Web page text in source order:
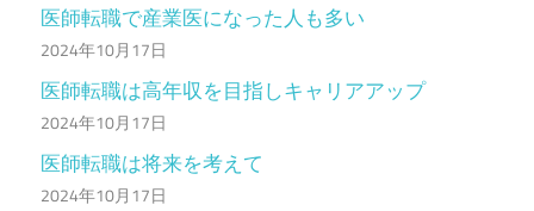
医師転職で産業医になった人も多い
2024年10月17日
医師転職は高年収を目指しキャリアアップ
2024年10月17日
医師転職は将来を考えて
2024年10月17日